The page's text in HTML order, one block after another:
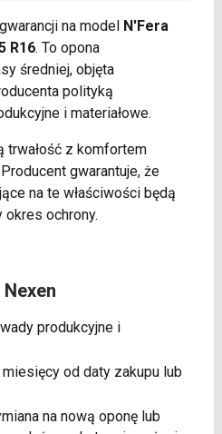
na model N'Fera
R16. To opona
średniej, objęta
polityką
i materiałowe.
trwałość z komfortem
gwarantuje, że
na te właściwości będą
okres ochrony.
produkcyjne i
miesięcy od daty zakupu lub
na nową oponę lub